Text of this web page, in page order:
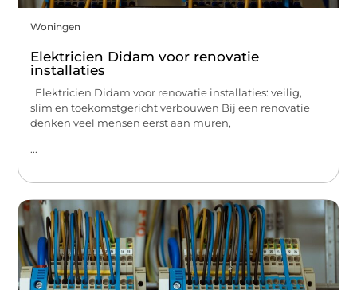
Woningen
Elektricien Didam voor renovatie
installaties
Elektricien Didam voor renovatie installaties: veilig,
slim en toekomstgericht verbouwen Bij een renovatie
denken veel mensen eerst aan muren,
...